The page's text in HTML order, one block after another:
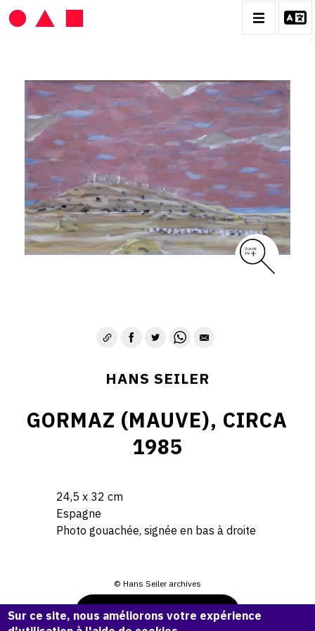
HANS SEILER
BIOGRAPHIE
CATALOGUE DES OEUVRES
VOL. 1 : LES PEINTURES
VOL. 2 : LES GOUACHES
VOL. 3 : CRAYONS DE COULEUR ET FUSAINS
HANS SEILER
GORMAZ (MAUVE), CIRCA
1985
24,5 x 32 cm
Espagne
Photo gouachée, signée en bas à droite
© Hans Seiler archives
Demande d'information
Sur ce site, nous améliorons votre expérience